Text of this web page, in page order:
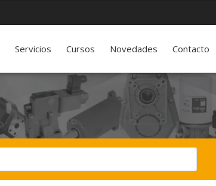
Servicios Cursos Novedades Contacto